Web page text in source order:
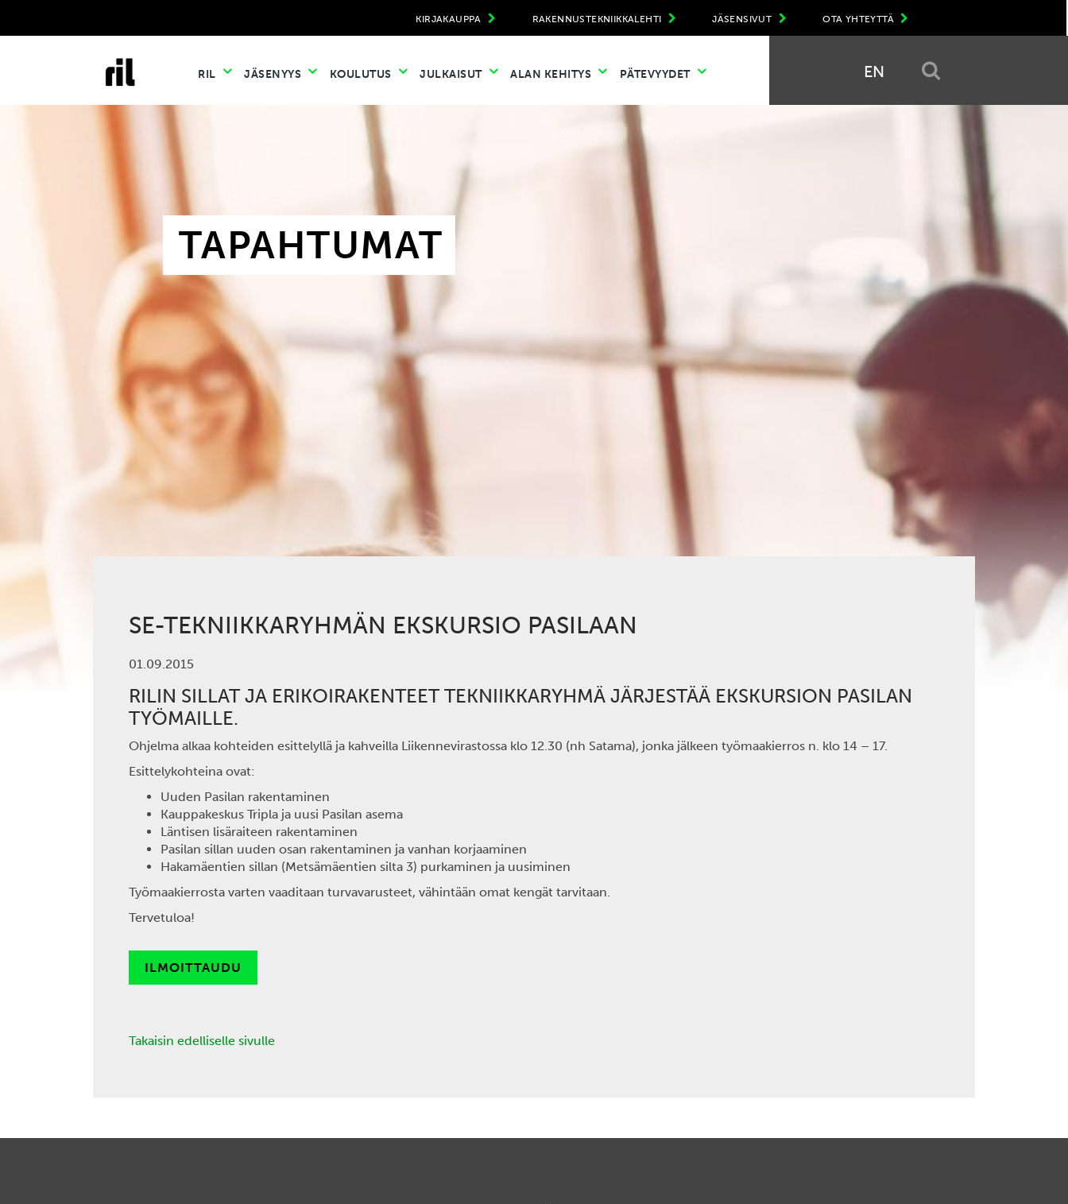
OTA YHTEYTTÄ
JÄSENSIVUT
RAKENNUSTEKNIIKKALEHTI
KIRJAKAUPPA
RIL JÄSENYYS KOULUTUS JULKAISUT ALAN KEHITYS PÄTEVYYDET EN
TAPAHTUMAT
SE-TEKNIIKKARYHMÄN EKSKURSIO PASILAAN
01.09.2015
RILIN SILLAT JA ERIKOIRAKENTEET TEKNIIKKARYHMÄ JÄRJESTÄÄ EKSKURSION PASILAN
TYÖMAILLE.
Ohjelma alkaa kohteiden esittelyllä ja kahveilla Liikennevirastossa klo 12.30 (nh Satama), jonka jälkeen työmaakierros n. klo 14 – 17.
Esittelykohteina ovat:
Uuden Pasilan rakentaminen
Kauppakeskus Tripla ja uusi Pasilan asema
Läntisen lisäraiteen rakentaminen
Pasilan sillan uuden osan rakentaminen ja vanhan korjaaminen
Hakamäentien sillan (Metsämäentien silta 3) purkaminen ja uusiminen
Työmaakierrosta varten vaaditaan turvavarusteet, vähintään omat kengät tarvitaan.
Tervetuloa!
ILMOITTAUDU
Takaisin edelliselle sivulle